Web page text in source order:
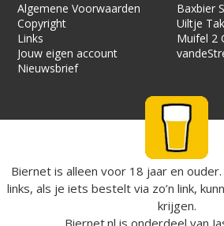
Algemene Voorwaarden
Copyright
Links
Jouw eigen account
Nieuwsbrief
Baxbier
Strata
Uiltje
the
Muifel 2
Biernet is alleen voor 18 jaar en
links, als je iets bestelt via zo’n link,
krijgen.